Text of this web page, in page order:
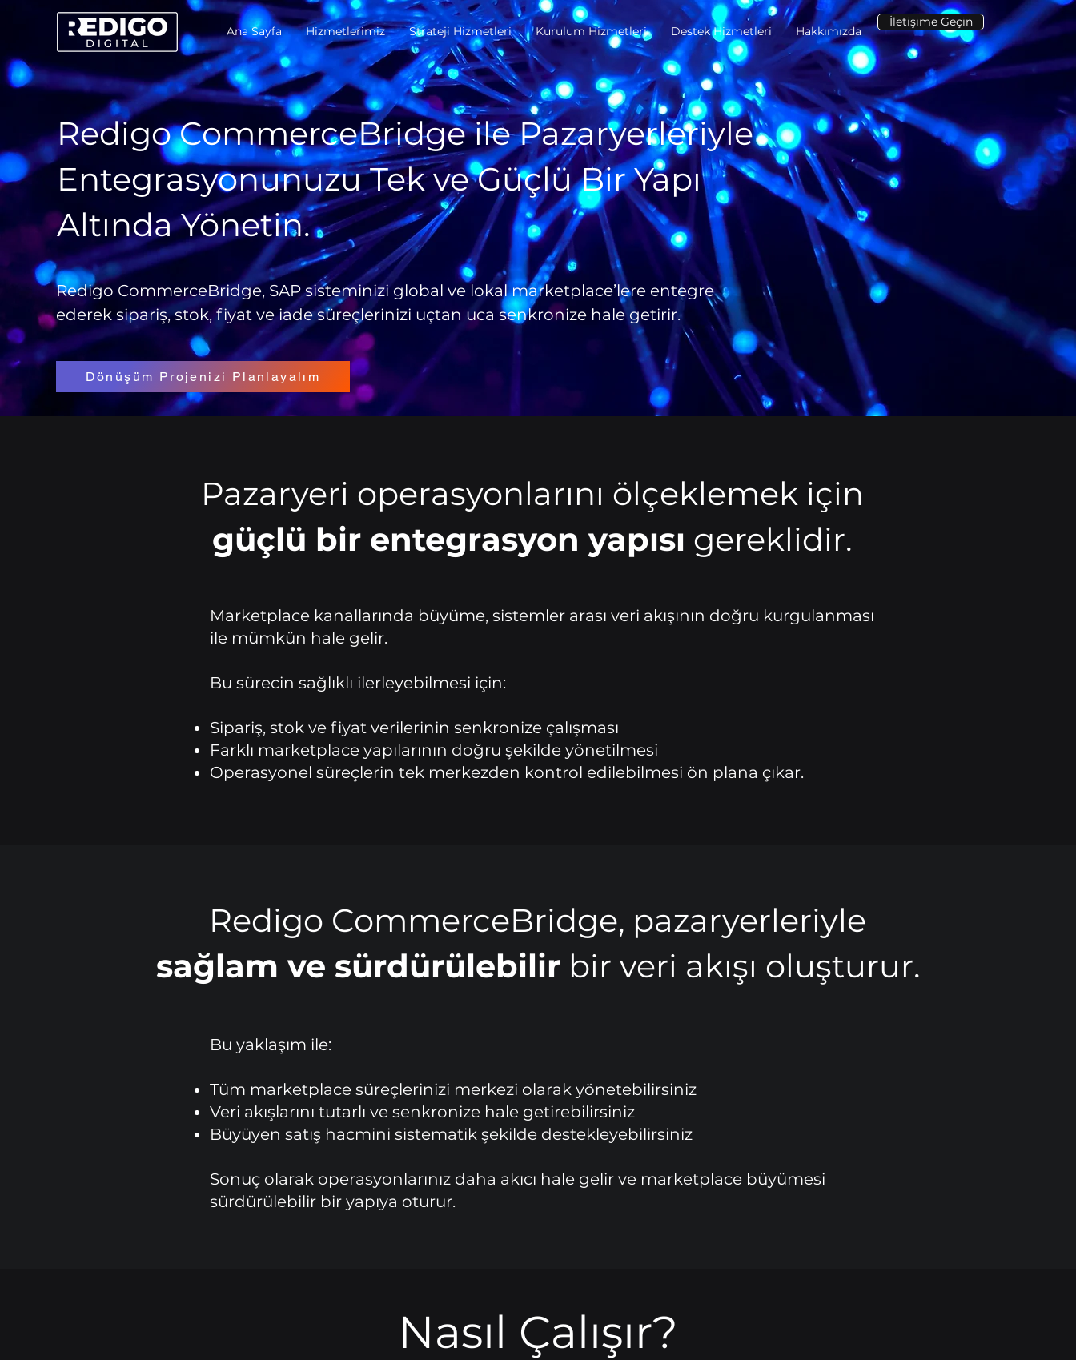
Ana Sayfa Hizmetlerimiz Strateji Hizmetleri Kurulum Hizmetleri Destek Hizmetleri Hakkımızda
İletişime Geçin
Redigo CommerceBridge ile Pazaryerleriyle
Entegrasyonunuzu Tek ve Güçlü Bir Yapı
Altında Yönetin.
Redigo CommerceBridge, SAP sisteminizi global ve lokal marketplace’lere entegre
ederek sipariş, stok, fiyat ve iade süreçlerinizi uçtan uca senkronize hale getirir.
Dönüşüm Projenizi Planlayalım
Pazaryeri operasyonlarını ölçeklemek için
güçlü bir entegrasyon yapısı gereklidir.
Marketplace kanallarında büyüme, sistemler arası veri akışının doğru kurgulanması
ile mümkün hale gelir.
Bu sürecin sağlıklı ilerleyebilmesi için:
Sipariş, stok ve fiyat verilerinin senkronize çalışması
Farklı marketplace yapılarının doğru şekilde yönetilmesi
Operasyonel süreçlerin tek merkezden kontrol edilebilmesi ön plana çıkar.
Redigo CommerceBridge, pazaryerleriyle
sağlam ve sürdürülebilirbir veri akışı oluşturur.
Bu yaklaşım ile:
Tüm marketplace süreçlerinizi merkezi olarak yönetebilirsiniz
Veri akışlarını tutarlı ve senkronize hale getirebilirsiniz
Büyüyen satış hacmini sistematik şekilde destekleyebilirsiniz
Sonuç olarak operasyonlarınız daha akıcı hale gelir ve marketplace büyümesi
sürdürülebilir bir yapıya oturur.
Nasıl Çalışır?